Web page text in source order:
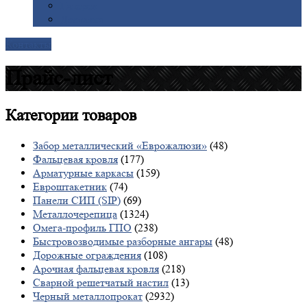
Прайс-лист
Категориитоваров
Забор металлический «Еврожалюзи» (48)
Фальцевая кровля (177)
Арматурные каркасы (159)
Евроштакетник (74)
Панели СИП (SIP) (69)
Металлочерепица (1324)
Омега-профиль ГПО (238)
Быстровозводимые разборные ангары (48)
Дорожные ограждения (108)
Арочная фальцевая кровля (218)
Сварной решетчатый настил (13)
Черный металлопрокат (2932)